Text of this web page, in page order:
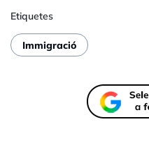
Etiquetes
Immigració